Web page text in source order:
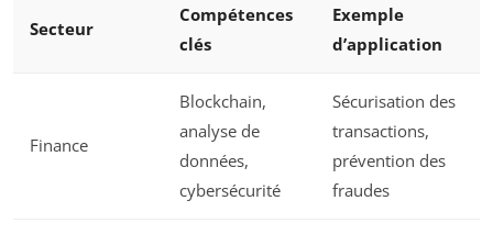
Secteur
Compétences
clés
Exemple
d’application
Finance
Blockchain,
analyse de
données,
cybersécurité
Sécurisation des
transactions,
prévention des
fraudes